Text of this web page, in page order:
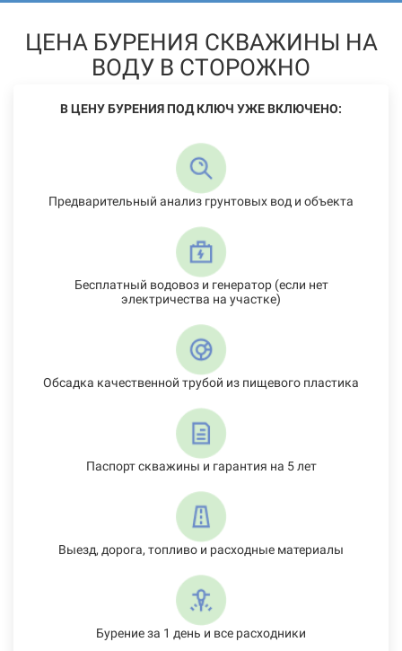
ЦЕНА БУРЕНИЯ СКВАЖИНЫ НА
ВОДУ В СТОРОЖНО
В ЦЕНУ БУРЕНИЯ ПОД КЛЮЧ УЖЕ ВКЛЮЧЕНО:
Предварительный анализ грунтовых вод и объекта
Бесплатный водовоз и генератор (если нет
электричества на участке)
Обсадка качественной трубой из пищевого пластика
Паспорт скважины и гарантия на 5 лет
Выезд, дорога, топливо и расходные материалы
Бурение за 1 день и все расходники